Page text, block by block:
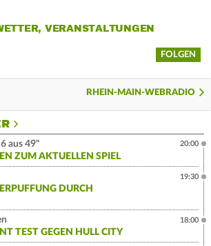
VERANSTALTUNGEN
FOLGEN
RHEIN-MAIN-WEBRADIO
aus 49"
ZUM AKTUELLEN SPIEL
20:00
DURCH
19:30
TEST GEGEN HULL CITY
18:00